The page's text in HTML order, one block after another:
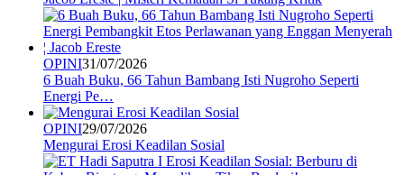
OPINI31/07/2026
6 Buah Buku, 66 Tahun Bambang Isti Nugroho Seperti
Energi Pe…
OPINI29/07/2026
Mengurai Erosi Keadilan Sosial